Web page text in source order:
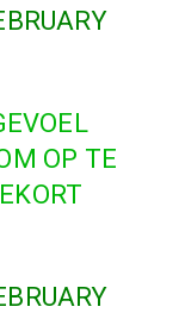
OP TE